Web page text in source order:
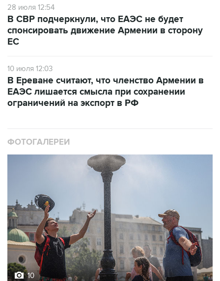
28 июля 12:54
В СВР подчеркнули, что ЕАЭС не будет
спонсировать движение Армении в сторону
ЕС
10 июля 12:03
В Ереване считают, что членство Армении в
ЕАЭС лишается смысла при сохранении
ограничений на экспорт в РФ
ФОТОГАЛЕРЕИ
10